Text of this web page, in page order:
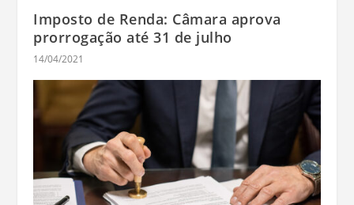
Imposto de Renda: Câmara aprova
prorrogação até 31 de julho
14/04/2021